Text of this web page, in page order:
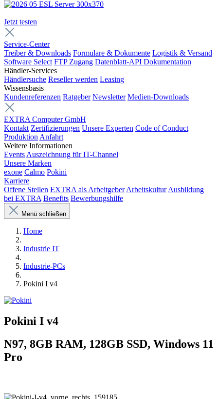
Jetzt testen
Service-Center
Treiber & Downloads Formulare & Dokumente Logistik & Versand
Software Select FTP Zugang Datenblatt-API Dokumentation
Händler-Services
Händlersuche Reseller werden Leasing
Wissensbasis
Kundenreferenzen Ratgeber Newsletter Medien-Downloads
EXTRA Computer GmbH
Kontakt Zertifizierungen Unsere Experten Code of Conduct
Produktion Anfahrt
Weitere Informationen
Events Auszeichnung für IT-Channel
Unsere Marken
exone Calmo Pokini
Karriere
Offene Stellen EXTRA als Arbeitgeber Arbeitskultur Ausbildung
bei EXTRA Benefits Bewerbungshilfe
Menü schließen
Home
Industrie IT
Industrie-PCs
Pokini I v4
Pokini I v4
N97, 8GB RAM, 128GB SSD, Windows 11
Pro